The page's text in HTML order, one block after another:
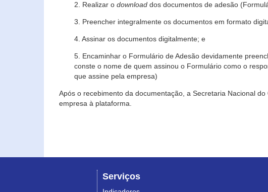
2. Realizar o download dos documentos de adesão
3. Preencher integralmente os documentos em formato
4. Assinar os documentos digitalmente; e
5. Encaminhar o Formulário de Adesão devidamente
conste o nome de quem assinou o Formulário como o
que assine pela empresa)
Após o recebimento da documentação, a Secretaria Nacional
empresa à plataforma.
Serviços